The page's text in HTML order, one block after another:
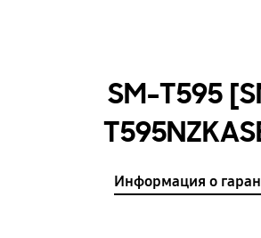
SM-T595
Информация о